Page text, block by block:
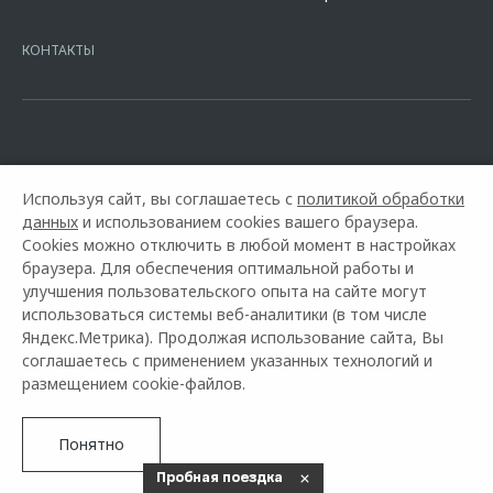
16.01.2015. Предложение ограничено и не является публичной
КОНТАКТЫ
Горячая линия OMODA: +7 (3462) 77-42-22
© 2026 Автоуниверсал
Используя сайт, вы соглашаетесь с политикой обработки
данных и использованием cookies вашего браузера.
Cookies можно отключить в любой момент в настройках
браузера. Для обеспечения оптимальной работы и
улучшения пользовательского опыта на сайте могут
использоваться системы веб-аналитики (в том числе
Яндекс.Метрика). Продолжая использование сайта, Вы
соглашаетесь с применением указанных технологий и
размещением cookie-файлов.
Понятно
Пробная поездка